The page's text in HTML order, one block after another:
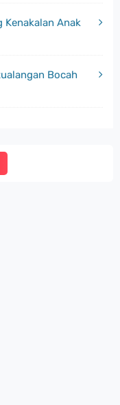
Kenakalan Anak
Bocah